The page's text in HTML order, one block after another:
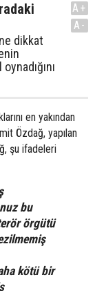
dikkat
A+
A-
en yakından
Özdağ, yapılan
şu ifadeleri
bu
örgütü
kötü bir